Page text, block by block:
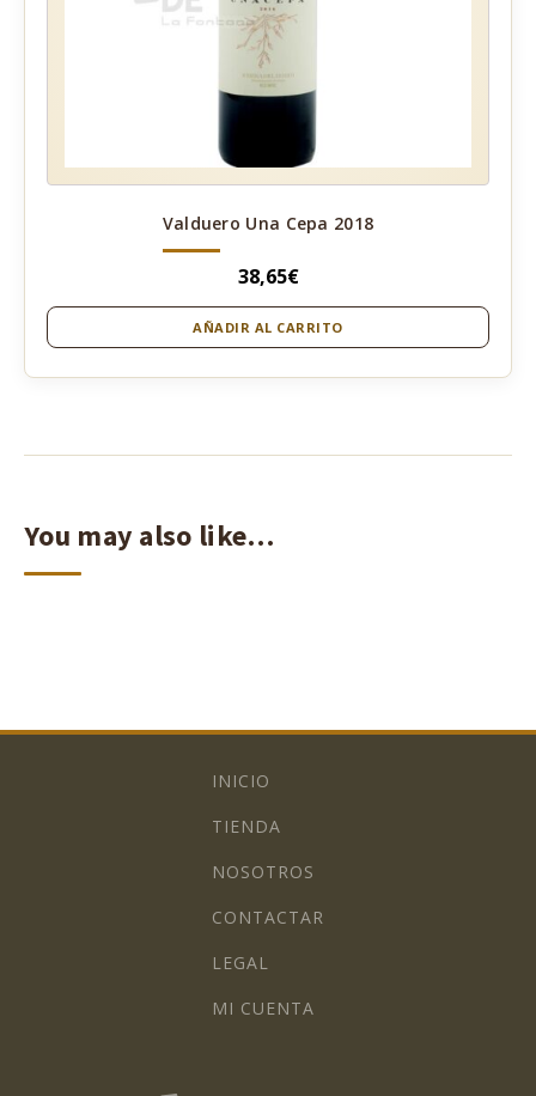
Valduero Una Cepa 2018
38,65€
AÑADIR AL CARRITO
You may also like…
INICIO
TIENDA
NOSOTROS
CONTACTAR
LEGAL
MI CUENTA